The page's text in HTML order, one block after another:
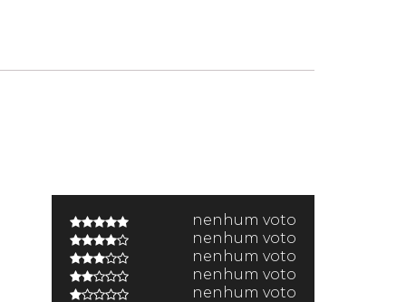
nenhum voto
nenhum voto
nenhum voto
nenhum voto
nenhum voto